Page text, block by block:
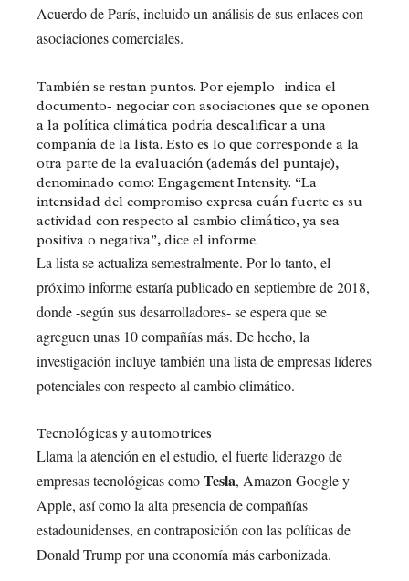
Acuerdo de París, incluido un análisis de sus enlaces con
asociaciones comerciales.
También se restan puntos. Por ejemplo -indica el
documento- negociar con asociaciones que se oponen
a la política climática podría descalificar a una
compañía de la lista. Esto es lo que corresponde a la
otra parte de la evaluación (además del puntaje),
denominado como: Engagement Intensity. “La
intensidad del compromiso expresa cuán fuerte es su
actividad con respecto al cambio climático, ya sea
positiva o negativa”, dice el informe.
La lista se actualiza semestralmente. Por lo tanto, el
próximo informe estaría publicado en septiembre de 2018,
donde -según sus desarrolladores- se espera que se
agreguen unas 10 compañías más. De hecho, la
investigación incluye también una lista de empresas líderes
potenciales con respecto al cambio climático.
Tecnológicas y automotrices
Llama la atención en el estudio, el fuerte liderazgo de
empresas tecnológicas comoTesla, Amazon Google y
Apple, así como la alta presencia de compañías
estadounidenses, en contraposición con las políticas de
Donald Trump por una economía más carbonizada.